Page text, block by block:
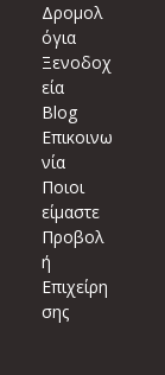
Δρομολ
όγια
Ξενοδοχ
εία
Blog
Επικοινω
νία
Ποιοι
είμαστε
Προβολ
ή
Επιχείρη
σης